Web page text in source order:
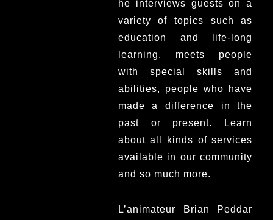
he interviews guests on a
variety of topics such as
education and life-long
learning, meets people
with special skills and
abilities, people who have
made a difference in the
past or present. Learn
about all kinds of services
available in our community
and so much more.
L’animateur Brian Peddar